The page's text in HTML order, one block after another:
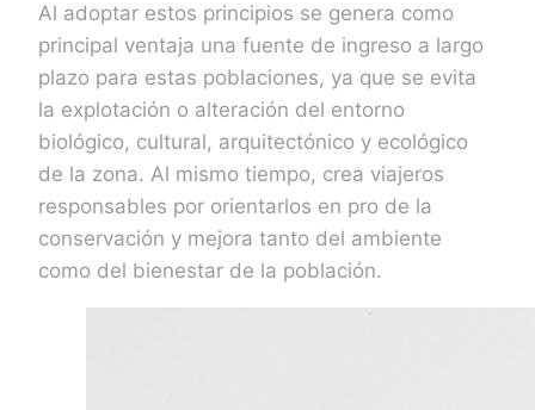
Al adoptar estos principios se genera como
principal ventaja una fuente de ingreso a largo
plazo para estas poblaciones, ya que se evita
la explotación o alteración del entorno
biológico, cultural, arquitectónico y ecológico
de la zona. Al mismo tiempo, crea viajeros
responsables por orientarlos en pro de la
conservación y mejora tanto del ambiente
como del bienestar de la población.